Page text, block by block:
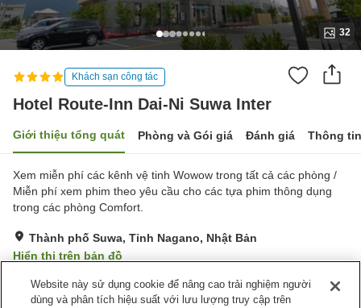
32
Khách sạn công tác
Hotel Route-Inn Dai-Ni Suwa Inter
Giới thiệu tổng quát Phòng và Gói giá Đánh giá Thông
Xem miễn phí các kênh vệ tinh Wowow trong tất cả các phòng /
Miễn phí xem phim theo yêu cầu cho các tựa phim thông dụng
trong các phòng Comfort.
Thành phố Suwa, Tỉnh Nagano, Nhật Bản
Hiển thị trên bản đồ
Rất tốt Đánh giá:152lượt
Website này sử dụng cookie để nâng cao trải nghiệm người
dùng và phân tích hiệu suất với lưu lượng truy cập trên